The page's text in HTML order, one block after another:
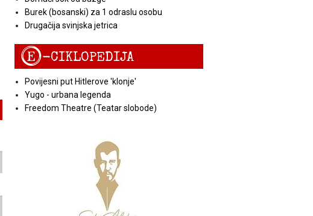
Burek (bosanski) za 1 odraslu osobu
Drugačija svinjska jetrica
E-CIKLOPEDIJA
Povijesni put Hitlerove 'klonje'
Yugo - urbana legenda
Freedom Theatre (Teatar slobode)